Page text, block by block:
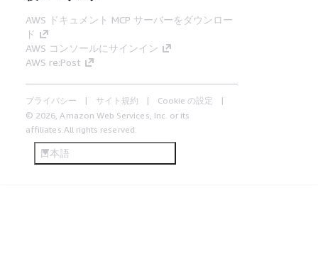
AWS ドキュメント MCP サーバーをダウンロー
ド
AWS コンソールにサインイン
AWS re:Post
プライバシー サイト規約
Cookie の設定
© 2026, Amazon Web Services, Inc. or its
affiliates.All rights reserved.
日本語